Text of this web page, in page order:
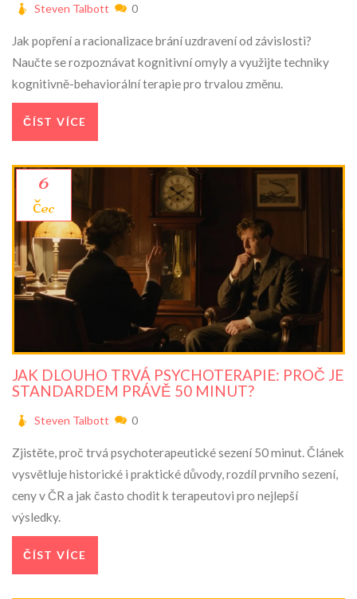
Steven Talbott 0
Jak popření a racionalizace brání uzdravení od závislosti?
Naučte se rozpoznávat kognitivní omyly a využijte techniky
kognitivně-behaviorální terapie pro trvalou změnu.
ČÍST VÍCE
6
čec
JAK DLOUHO TRVÁ PSYCHOTERAPIE: PROČ JE
STANDARDEM PRÁVĚ 50 MINUT?
Steven Talbott 0
Zjistěte, proč trvá psychoterapeutické sezení 50 minut. Článek
vysvětluje historické i praktické důvody, rozdíl prvního sezení,
ceny v ČR a jak často chodit k terapeutovi pro nejlepší
výsledky.
ČÍST VÍCE